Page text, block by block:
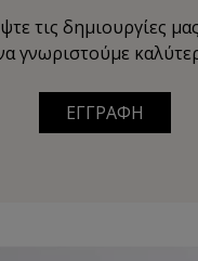
τις δημιουργίες
γνωριστούμε
ΕΓΓΡΑΦΗ